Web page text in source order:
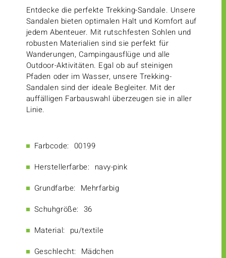
Entdecke die perfekte Trekking-Sandale. Unsere
Sandalen bieten optimalen Halt und Komfort auf
jedem Abenteuer. Mit rutschfesten Sohlen und
robusten Materialien sind sie perfekt für
Wanderungen, Campingausflüge und alle
Outdoor-Aktivitäten. Egal ob auf steinigen
Pfaden oder im Wasser, unsere Trekking-
Sandalen sind der ideale Begleiter. Mit der
auffälligen Farbauswahl überzeugen sie in aller
Linie.
Farbcode: 00199
Herstellerfarbe: navy-pink
Grundfarbe: Mehrfarbig
Schuhgröße: 36
Material: pu/textile
Geschlecht: Mädchen